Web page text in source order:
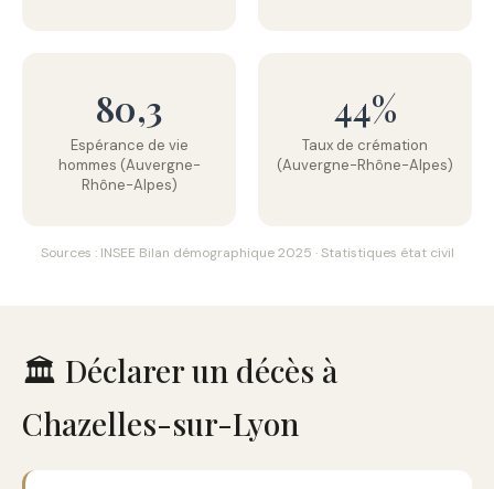
80,3
Espérance de vie
hommes (Auvergne-
Rhône-Alpes)
44%
Taux de crémation
(Auvergne-Rhône-Alpes)
Sources : INSEE Bilan démographique 2025 · Statistiques état civil
🏛️ Déclarer un décès à
Chazelles-sur-Lyon